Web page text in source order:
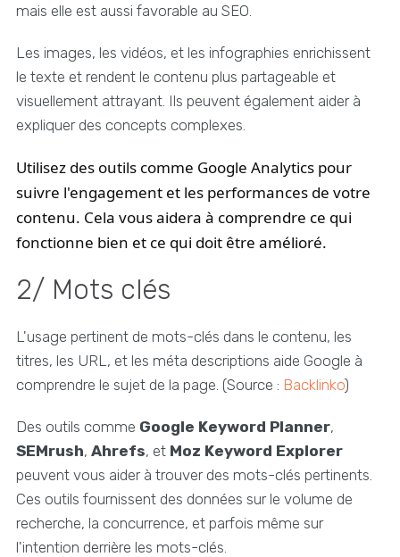
mais elle est aussi favorable au SEO.
Les images, les vidéos, et les infographies enrichissent
le texte et rendent le contenu plus partageable et
visuellement attrayant. Ils peuvent également aider à
expliquer des concepts complexes.
Utilisez des outils comme Google Analytics pour
suivre l'engagement et les performances de votre
contenu. Cela vous aidera à comprendre ce qui
fonctionne bien et ce qui doit être amélioré.
2/ Mots clés
L'usage pertinent de mots-clés dans le contenu, les
titres, les URL, et les méta descriptions aide Google à
comprendre le sujet de la page. (Source : Backlinko)
Des outils comme Google Keyword Planner,
SEMrush, Ahrefs, et Moz Keyword Explorer
peuvent vous aider à trouver des mots-clés pertinents.
Ces outils fournissent des données sur le volume de
recherche, la concurrence, et parfois même sur
l'intention derrière les mots-clés.